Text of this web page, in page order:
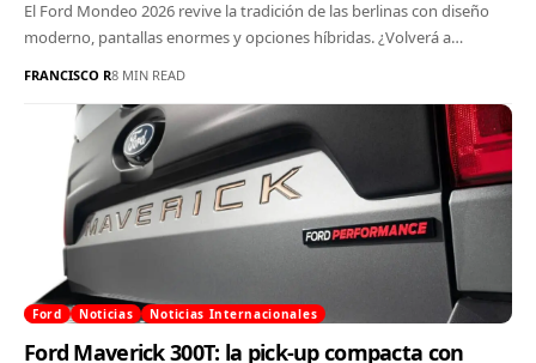
El Ford Mondeo 2026 revive la tradición de las berlinas con diseño
moderno, pantallas enormes y opciones híbridas. ¿Volverá a…
FRANCISCO R8 MIN READ
Ford Noticias Noticias Internacionales
Ford Maverick 300T: la pick-up compacta con